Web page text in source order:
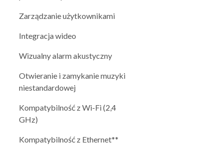
Zarządzanie użytkownikami
Integracja wideo
Wizualny alarm akustyczny
Otwieranie i zamykanie muzyki
niestandardowej
Kompatybilność z Wi-Fi (2,4
GHz)
Kompatybilność z Ethernet**